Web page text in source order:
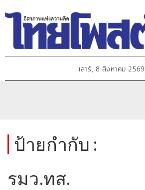
เสาร์, 8 สิงหาคม 2569
ป้ายกำกับ :
รมว.ทส.